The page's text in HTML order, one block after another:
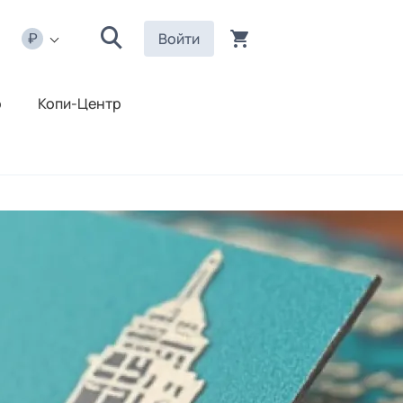
Войти
Копи-Центр